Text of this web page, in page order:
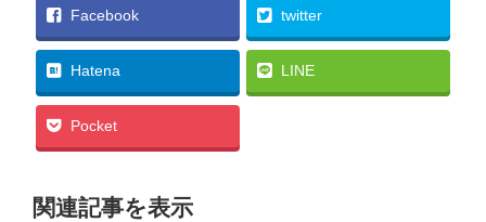
Facebook twitter
Hatena LINE
Pocket
関連記事を表示